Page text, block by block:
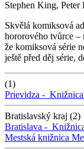
Stephen King, Peter
Skvělá komiksová
hororového tvůrce –
že komiksová série
ještě před děj série,
(1)
Prievidza -
Bratislavský kraj (2)
Bratislava -
Mestská knižnica